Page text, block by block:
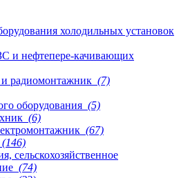
холодильных установок
и нефтепере-качивающих
и радиомонтажник (7)
оборудования (5)
(6)
(67)
(146)
сельскохозяйственное
(74)